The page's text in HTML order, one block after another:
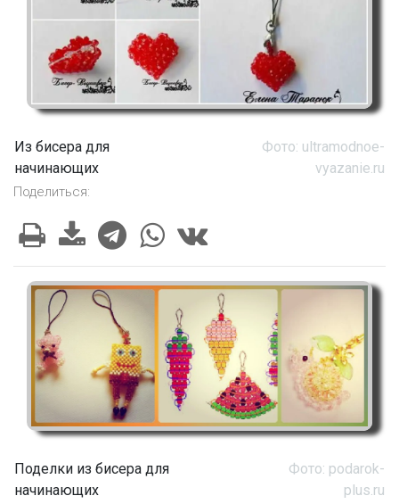
Из бисера для
начинающих
Фото: ultramodnoe-
vyazanie.ru
Поделиться:
Поделки из бисера для
начинающих
Фото: podarok-
plus.ru